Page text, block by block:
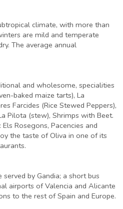
climate, with more than
are mild and temperate
The average annual
and wholesome, specialities
baked maize tarts), La
Farcides (Rice Stewed Peppers),
Pilota (stew), Shrimps with Beet.
Rosegons, Pacencies and
the taste of Oliva in one of its
by Gandia; a short bus
airports of Valencia and Alicante
to the rest of Spain and Europe.